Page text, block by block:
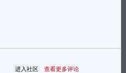
进入社区 查看更多评论